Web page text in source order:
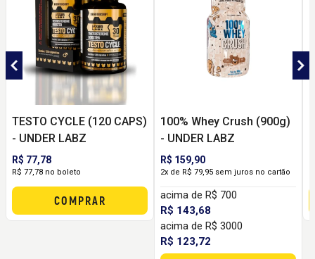
TESTO CYCLE (120 CAPS)
- UNDER LABZ
R$ 77,78
R$ 77,78 no boleto
COMPRAR
100% Whey Crush (900g)
- UNDER LABZ
R$ 159,90
2x de R$ 79,95 sem juros no cartão
acima de R$ 700
R$ 143,68
acima de R$ 3000
R$ 123,72